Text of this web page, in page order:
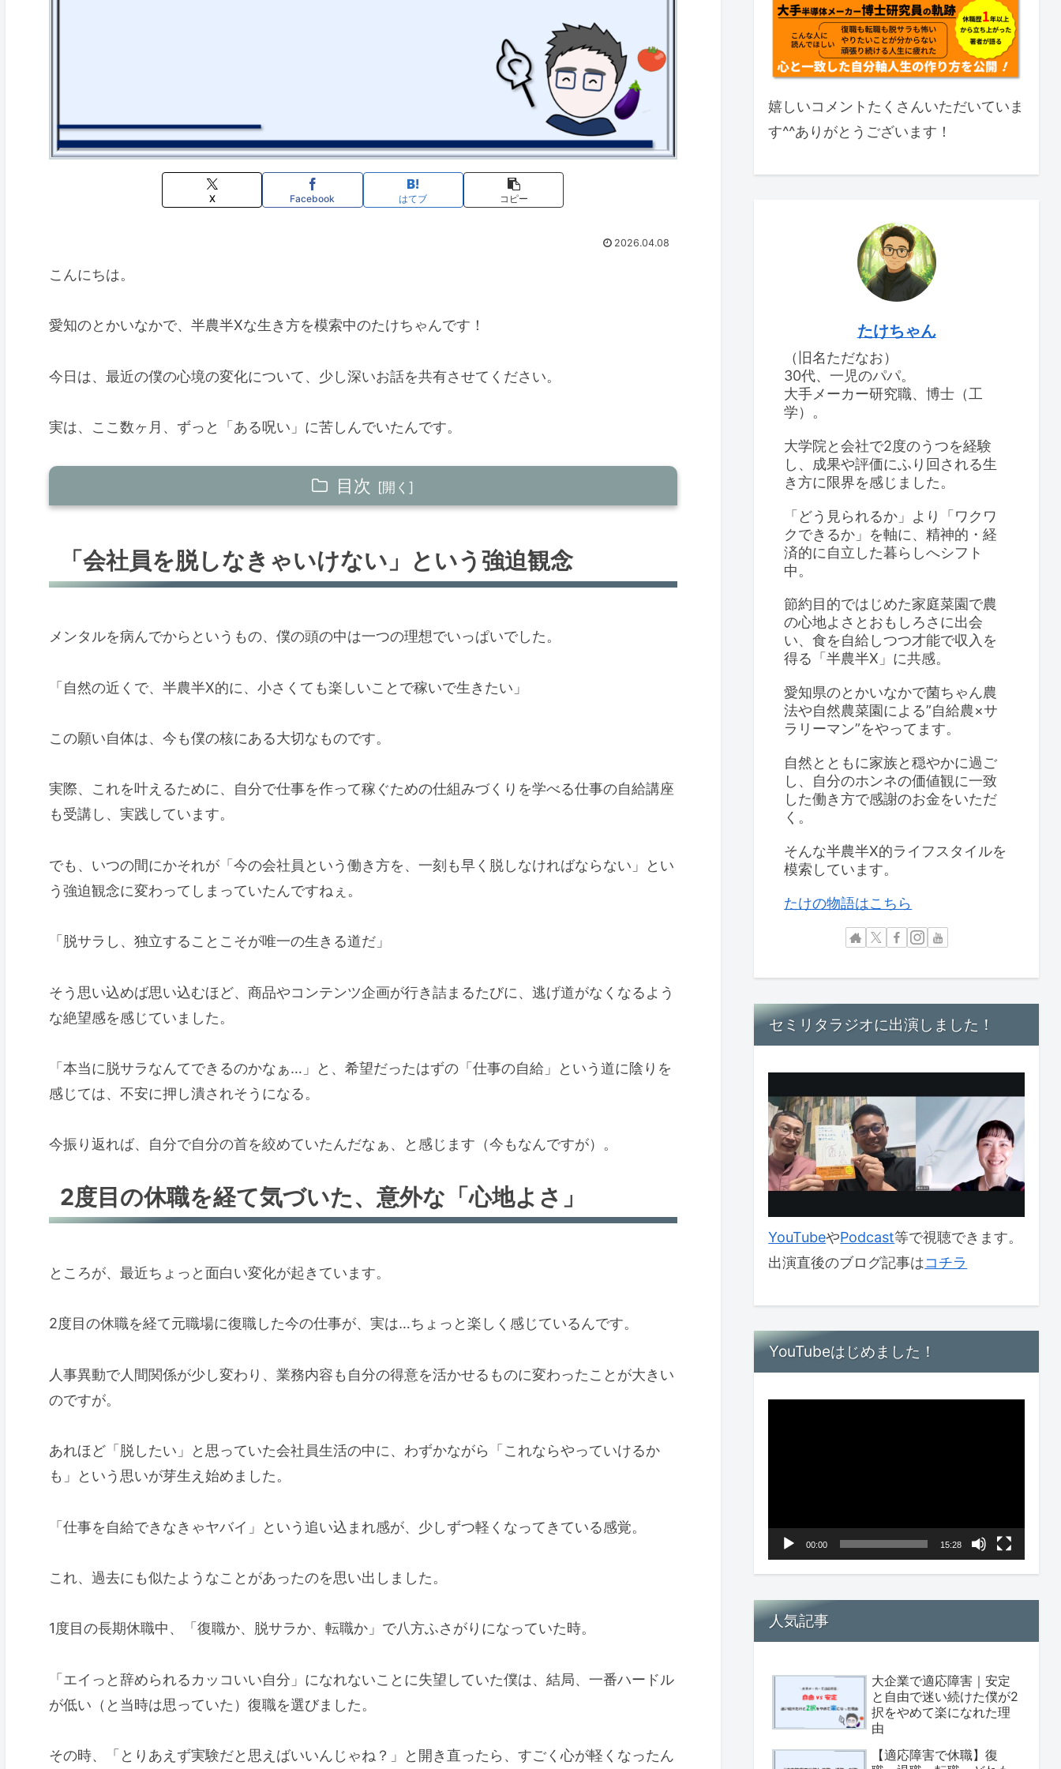
X Facebook はてブ コピー
2026.04.08
こんにちは。
愛知のとかいなかで、半農半Xな生き方を模索中のたけちゃんです！
今日は、最近の僕の心境の変化について、少し深いお話を共有させてください。
実は、ここ数ヶ月、ずっと「ある呪い」に苦しんでいたんです。
目次
2度目の休職を経て気づいた、意外な「心地よさ」
葛藤そのものが、誰かの価値になるかもしれない
「会社員を脱しなきゃいけない」という強迫観念
メンタルを病んでからというもの、僕の頭の中は一つの理想でいっぱいでした。
「自然の近くで、半農半X的に、小さくても楽しいことで稼いで生きたい」
この願い自体は、今も僕の核にある大切なものです。
実際、これを叶えるために、自分で仕事を作って稼ぐための仕組みづくりを学べる仕事の自給講座
も受講し、実践しています。
でも、いつの間にかそれが「今の会社員という働き方を、一刻も早く脱しなければならない」とい
う強迫観念に変わってしまっていたんですねぇ。
「脱サラし、独立することこそが唯一の生きる道だ」
そう思い込めば思い込むほど、商品やコンテンツ企画が行き詰まるたびに、逃げ道がなくなるよう
な絶望感を感じていました。
「本当に脱サラなんてできるのかなぁ…」と、希望だったはずの「仕事の自給」という道に陰りを
感じては、不安に押し潰されそうになる。
今振り返れば、自分で自分の首を絞めていたんだなぁ、と感じます（今もなんですが）。
2度目の休職を経て気づいた、意外な「心地よさ」
ところが、最近ちょっと面白い変化が起きています。
2度目の休職を経て元職場に復職した今の仕事が、実は…ちょっと楽しく感じているんです。
人事異動で人間関係が少し変わり、業務内容も自分の得意を活かせるものに変わったことが大きい
のですが。
あれほど「脱したい」と思っていた会社員生活の中に、わずかながら「これならやっていけるか
も」という思いが芽生え始めました。
「仕事を自給できなきゃヤバイ」という追い込まれ感が、少しずつ軽くなってきている感覚。
これ、過去にも似たようなことがあったのを思い出しました。
1度目の長期休職中、「復職か、脱サラか、転職か」で八方ふさがりになっていた時。
「エイっと辞められるカッコいい自分」になれないことに失望していた僕は、結局、一番ハードル
が低い（と当時は思っていた）復職を選びました。
その時、「とりあえず実験だと思えばいいんじゃね？」と開き直ったら、すごく心が軽くなったん
嬉しいコメントたくさんいただいていま
す^^ありがとうございます！
たけちゃん
（旧名ただなお）
30代、一児のパパ。
大手メーカー研究職、博士（工
学）。
大学院と会社で2度のうつを経験
し、成果や評価にふり回される生
き方に限界を感じました。
「どう見られるか」より「ワクワ
クできるか」を軸に、精神的・経
済的に自立した暮らしへシフト
中。
節約目的ではじめた家庭菜園で農
の心地よさとおもしろさに出会
い、食を自給しつつ才能で収入を
得る「半農半X」に共感。
愛知県のとかいなかで菌ちゃん農
法や自然農菜園による”自給農×サ
ラリーマン”をやってます。
自然とともに家族と穏やかに過ご
し、自分のホンネの価値観に一致
した働き方で感謝のお金をいただ
く。
そんな半農半X的ライフスタイルを
模索しています。
たけの物語はこちら
セミリタラジオに出演しました！
YouTubeやPodcast等で視聴できます。
出演直後のブログ記事はコチラ
YouTubeはじめました！
ー
00:00 15:28
人気記事
大企業で適応障害｜安定
と自由で迷い続けた僕が2
択をやめて楽になれた理
由
【適応障害で休職】復